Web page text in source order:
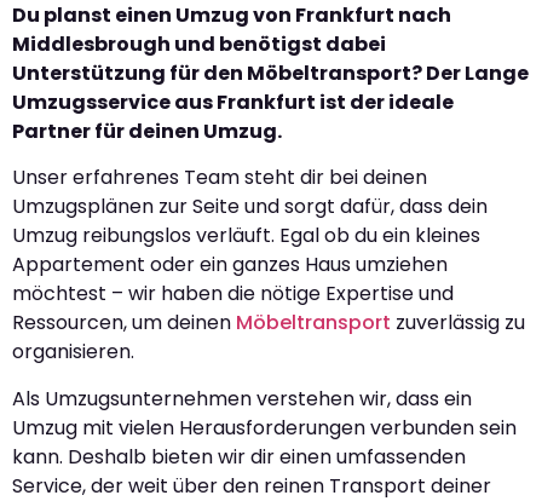
Du planst einen Umzug von Frankfurt nach
Middlesbrough und benötigst dabei
Unterstützung für den Möbeltransport? Der Lange
Umzugsservice aus Frankfurt ist der ideale
Partner für deinen Umzug.
Unser erfahrenes Team steht dir bei deinen
Umzugsplänen zur Seite und sorgt dafür, dass dein
Umzug reibungslos verläuft. Egal ob du ein kleines
Appartement oder ein ganzes Haus umziehen
möchtest – wir haben die nötige Expertise und
Ressourcen, um deinen Möbeltransport zuverlässig zu
organisieren.
Als Umzugsunternehmen verstehen wir, dass ein
Umzug mit vielen Herausforderungen verbunden sein
kann. Deshalb bieten wir dir einen umfassenden
Service, der weit über den reinen Transport deiner